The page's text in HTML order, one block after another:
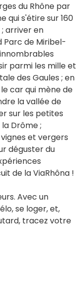
du Rhône par
qui s'étire sur 160
arriver en
Parc de Miribel-
parmi les mille et
des Gaules ; en
car qui mène de
la vallée de
sur les petites
Drôme ;
et vergers
déguster du
de la ViaRhôna !
Avec un
se loger, et,
tracez votre